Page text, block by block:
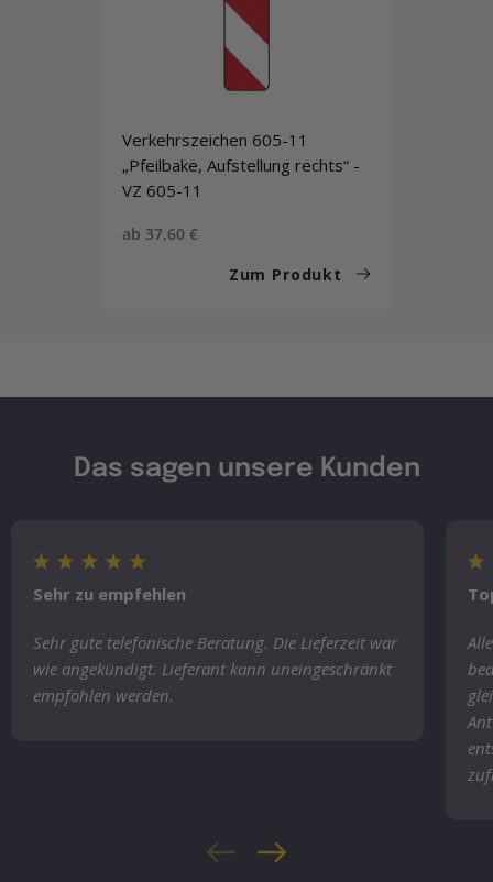
Verkehrszeichen 605-11
„Pfeilbake, Aufstellung rechts“ -
VZ 605-11
Sonderpreis
ab 37,60 €
Zum Produkt
Das sagen unsere Kunden
Sehr zu empfehlen
Sehr gute telefonische Beratung. Die Lieferzeit war
wie angekündigt. Lieferant kann uneingeschränkt
empfohlen werden.